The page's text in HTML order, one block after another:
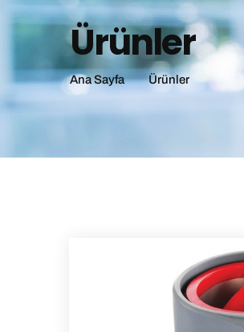
Ürünler
Ana Sayfa Ürünler